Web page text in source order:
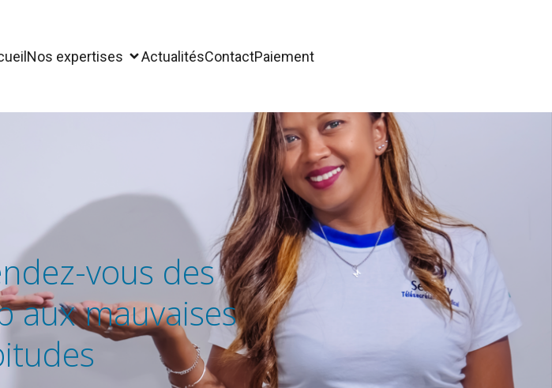
Nos expertises ActualitésContactPaiement
vous des
aux mauvaises